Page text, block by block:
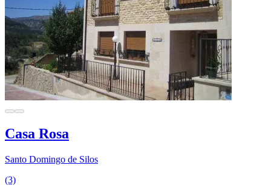
Casa Rosa
Santo Domingo de Silos
(3)